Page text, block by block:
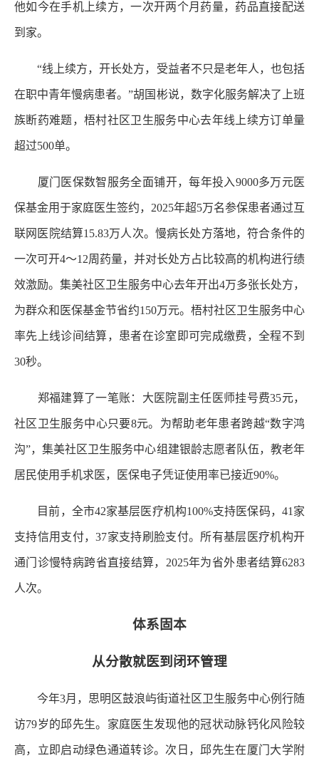
他如今在手机上续方，一次开两个月药量，药品直接配送
到家。
“线上续方，开长处方，受益者不只是老年人，也包括
在职中青年慢病患者。”胡国彬说，数字化服务解决了上班
族断药难题，梧村社区卫生服务中心去年线上续方订单量
超过500单。
厦门医保数智服务全面铺开，每年投入9000多万元医
保基金用于家庭医生签约，2025年超5万名参保患者通过互
联网医院结算15.83万人次。慢病长处方落地，符合条件的
一次可开4～12周药量，并对长处方占比较高的机构进行绩
效激励。集美社区卫生服务中心去年开出4万多张长处方，
为群众和医保基金节省约150万元。梧村社区卫生服务中心
率先上线诊间结算，患者在诊室即可完成缴费，全程不到
30秒。
郑福建算了一笔账：大医院副主任医师挂号费35元，
社区卫生服务中心只要8元。为帮助老年患者跨越“数字鸿
沟”，集美社区卫生服务中心组建银龄志愿者队伍，教老年
居民使用手机求医，医保电子凭证使用率已接近90%。
目前，全市42家基层医疗机构100%支持医保码，41家
支持信用支付，37家支持刷脸支付。所有基层医疗机构开
通门诊慢特病跨省直接结算，2025年为省外患者结算6283
人次。
体系固本
从分散就医到闭环管理
今年3月，思明区鼓浪屿街道社区卫生服务中心例行随
访79岁的邱先生。家庭医生发现他的冠状动脉钙化风险较
高，立即启动绿色通道转诊。次日，邱先生在厦门大学附